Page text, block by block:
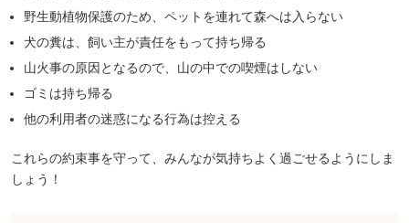
野生動植物保護のため、ペットを連れて森へは入らない
犬の糞は、飼い主が責任をもって持ち帰る
山火事の原因となるので、山の中での喫煙はしない
ゴミは持ち帰る
他の利用者の迷惑になる行為は控える
これらの約束事を守って、みんなが気持ちよく過ごせるようにしま
しょう！